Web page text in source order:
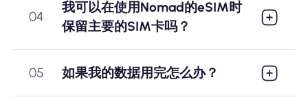
04
我可以在使用Nomad的eSIM时
保留主要的SIM卡吗？
05 如果我的数据用完怎么办？